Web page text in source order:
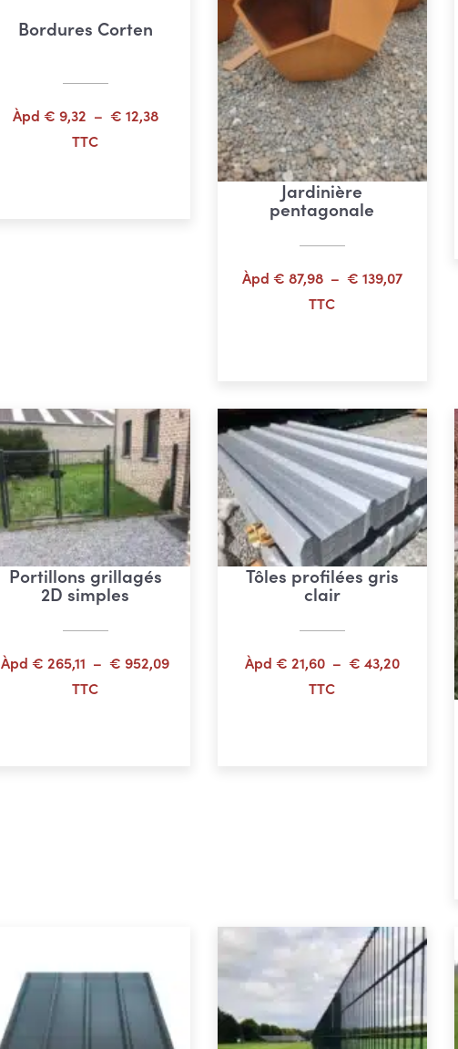
Bordures Corten
Àpd € 9,32 – € 12,38Plage
TTC
Jardinière
pentagonale
Àpd € 87,98 – € 139,07Plage
€ 139,07
TTC
Portillons grillagés
2D simples
Àpd€ 265,11 – € 952,09Plage
TTC
Tôles profilées gris
clair
Àpd € 21,60 – € 43,20Plage
TTC